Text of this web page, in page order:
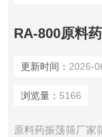
RA-800原料
更新时间： 2026-
浏览量： 5166
原料药振荡筛厂家